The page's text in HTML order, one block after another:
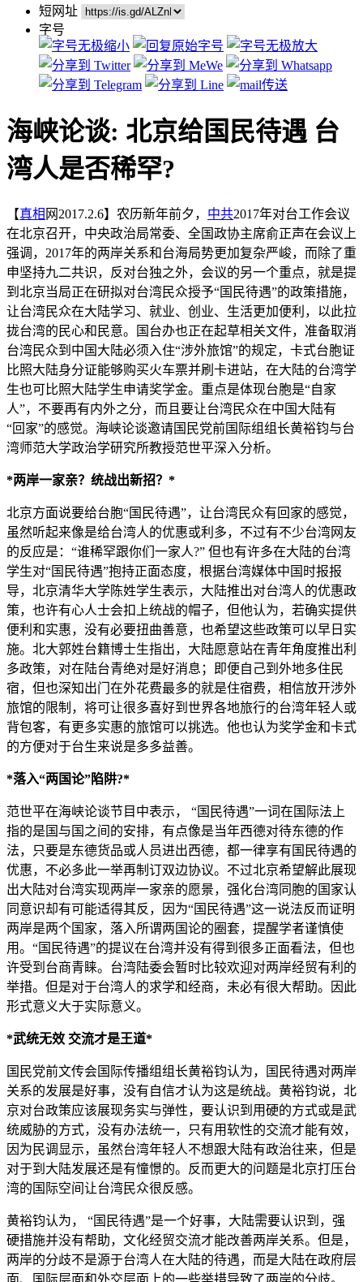
短网址
字号
海峡论谈: 北京给国民待遇 台
湾人是否稀罕?
【真相 网2017.2.6】农历新年前夕， 中共2017年对台工作会议
在北京召开，中央政治局常委、全国政协主席俞正声在会议上
强调，2017年的两岸关系和台海局势更加复杂严峻，而除了重
申坚持九二共识，反对台独之外，会议的另一个重点，就是提
到北京当局正在研拟对台湾民众授予“国民待遇”的政策措施，
让台湾民众在大陆学习、就业、创业、生活更加便利，以此拉
拢台湾的民心和民意。国台办也正在起草相关文件，准备取消
台湾民众到中国大陆必须入住“涉外旅馆”的规定，卡式台胞证
比照大陆身分证能够购买火车票并刷卡进站，在大陆的台湾学
生也可比照大陆学生申请奖学金。重点是体现台胞是“自家
人”，不要再有内外之分，而且要让台湾民众在中国大陆有
“回家”的感觉。海峡论谈邀请国民党前国际组组长黄裕钧与台
湾师范大学政治学研究所教授范世平深入分析。
*两岸一家亲？统战出新招？*
北京方面说要给台胞“国民待遇”，让台湾民众有回家的感觉，
虽然听起来像是给台湾人的优惠或利多，不过有不少台湾网友
的反应是：“谁稀罕跟你们一家人?” 但也有许多在大陆的台湾
学生对“国民待遇”抱持正面态度，根据台湾媒体中国时报报
导，北京清华大学陈姓学生表示，大陆推出对台湾人的优惠政
策，也许有心人士会扣上统战的帽子，但他认为，若确实提供
便利和实惠，没有必要扭曲善意，也希望这些政策可以早日实
施。北大郭姓台籍博士生指出，大陆愿意站在青年角度推出利
多政策，对在陆台青绝对是好消息；即便自己到外地多住民
宿，但也深知出门在外花费最多的就是住宿费，相信放开涉外
旅馆的限制，将可让很多喜好到世界各地旅行的台湾年轻人或
背包客，有更多实惠的旅馆可以挑选。他也认为奖学金和卡式
的方便对于台生来说是多多益善。
*落入“两国论”陷阱?*
范世平在海峡论谈节目中表示， “国民待遇”一词在国际法上
指的是国与国之间的安排，有点像是当年西德对待东德的作
法，只要是东德货品或人员进出西德，都一律享有国民待遇的
优惠，不必多此一举再制订双边协议。不过北京希望解此展现
出大陆对台湾实现两岸一家亲的愿景，强化台湾同胞的国家认
同意识却有可能适得其反，因为“国民待遇”这一说法反而证明
两岸是两个国家，落入所谓两国论的圈套，提醒学者谨慎使
用。“国民待遇”的提议在台湾并没有得到很多正面看法，但也
许受到台商青睐。台湾陆委会暂时比较欢迎对两岸经贸有利的
举措。但是对于台湾人的求学和经商，未必有很大帮助。因此
形式意义大于实际意义。
*武统无效 交流才是王道*
国民党前文传会国际传播组组长黄裕钧认为，国民待遇对两岸
关系的发展是好事，没有自信才认为这是统战。黄裕钧说，北
京对台政策应该展现务实与弹性，要认识到用硬的方式或是武
统威胁的方式，没有办法统一，只有用软性的交流才能有效，
因为民调显示，虽然台湾年轻人不想跟大陆有政治往来，但是
对于到大陆发展还是有憧憬的。反而更大的问题是北京打压台
湾的国际空间让台湾民众很反感。
黄裕钧认为， “国民待遇”是一个好事，大陆需要认识到，强
硬措施并没有帮助，文化经贸交流才能改善两岸关系。但是，
两岸的分歧不是源于台湾人在大陆的待遇，而是大陆在政府层
面、国际层面和外交层面上的一些举措导致了两岸的分歧。